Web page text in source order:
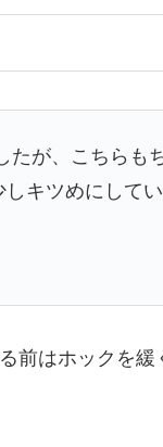
が、こちらも
キツめにして
前はホックを